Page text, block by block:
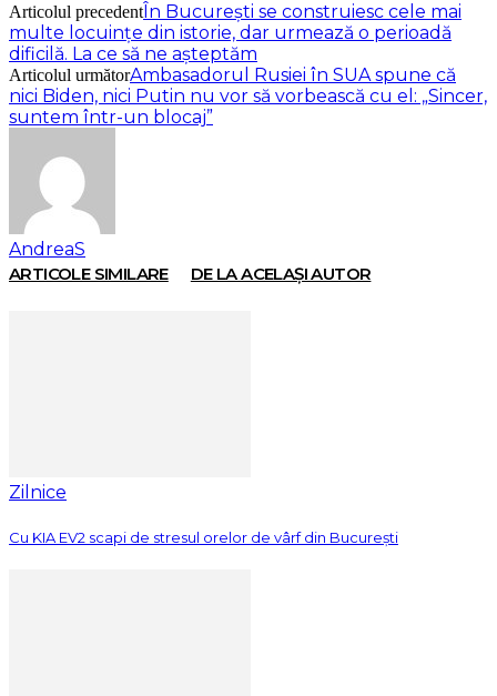
Articolul precedentÎn București se construiesc cele mai
multe locuințe din istorie, dar urmează o perioadă
dificilă. La ce să ne așteptăm
Articolul următorAmbasadorul Rusiei în SUA spune că
nici Biden, nici Putin nu vor să vorbească cu el: „Sincer,
suntem într-un blocaj”
AndreaS
ARTICOLE SIMILARE
DE LA ACELAȘI AUTOR
Zilnice
Cu KIA EV2 scapi de stresul orelor de vârf din București